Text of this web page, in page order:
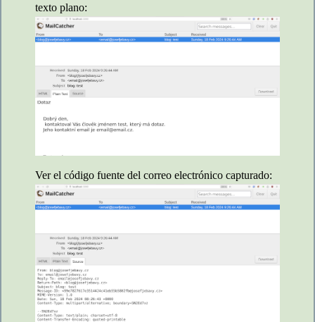
texto plano:
Ver el código fuente del correo electrónico capturado: